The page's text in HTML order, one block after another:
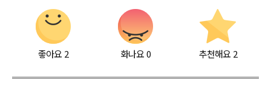
좋아요 2 화나요0 추천해요 2